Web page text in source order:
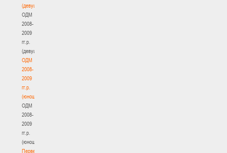
(девушки)
ОДМ
2008-
2009
гг.р.
(девушки)
ОДМ
2008-
2009
гг.р.
(юноши)
ОДМ
2008-
2009
гг.р.
(юноши)
Первенство